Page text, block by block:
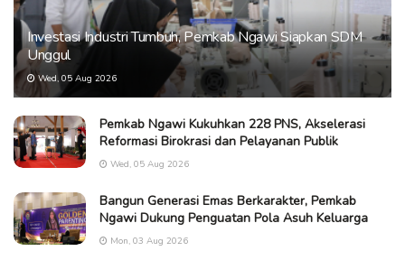
Investasi Industri Tumbuh, Pemkab Ngawi Siapkan SDM
Unggul
Wed, 05 Aug 2026
Pemkab Ngawi Kukuhkan 228 PNS, Akselerasi
Reformasi Birokrasi dan Pelayanan Publik
Wed, 05 Aug 2026
Bangun Generasi Emas Berkarakter, Pemkab
Ngawi Dukung Penguatan Pola Asuh Keluarga
Mon, 03 Aug 2026